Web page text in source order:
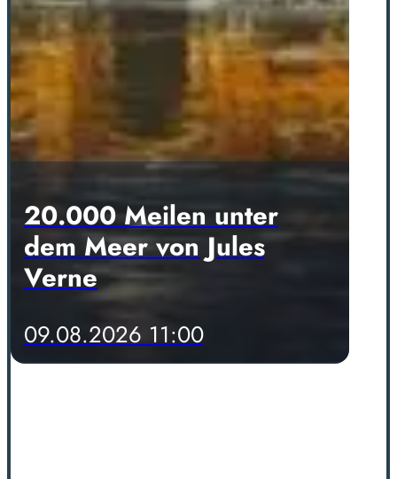
20.000 Meilen unter
dem Meer von Jules
Verne
09.08.2026 11:00